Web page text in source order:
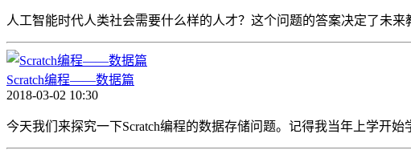
人工智能时代人类社会需要什么样的人才？这个问题的答案决定了未
Scratch编程——数据篇
2018-03-02 10:30
今天我们来探究一下Scratch编程的数据存储问题。记得我当年上学开